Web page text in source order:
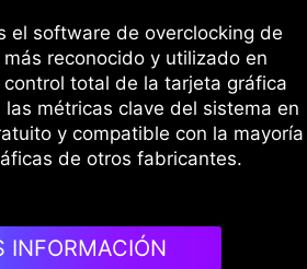
el software de overclocking de
reconocido y utilizado en
total de la tarjeta gráfica
métricas clave del sistema en
y compatible con la mayoría
de otros fabricantes.
INFORMACIÓN